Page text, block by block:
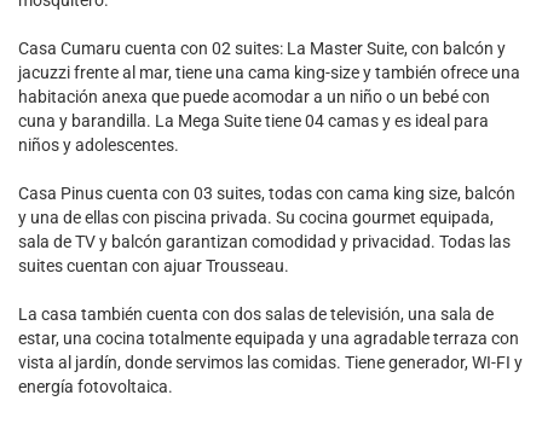
Casa Cumaru cuenta con 02 suites: La Master Suite, con balcón y
jacuzzi frente al mar, tiene una cama king-size y también ofrece una
habitación anexa que puede acomodar a un niño o un bebé con
cuna y barandilla. La Mega Suite tiene 04 camas y es ideal para
niños y adolescentes.
Casa Pinus cuenta con 03 suites, todas con cama king size, balcón
y una de ellas con piscina privada. Su cocina gourmet equipada,
sala de TV y balcón garantizan comodidad y privacidad. Todas las
suites cuentan con ajuar Trousseau.
La casa también cuenta con dos salas de televisión, una sala de
estar, una cocina totalmente equipada y una agradable terraza con
vista al jardín, donde servimos las comidas. Tiene generador, WI-FI y
energía fotovoltaica.